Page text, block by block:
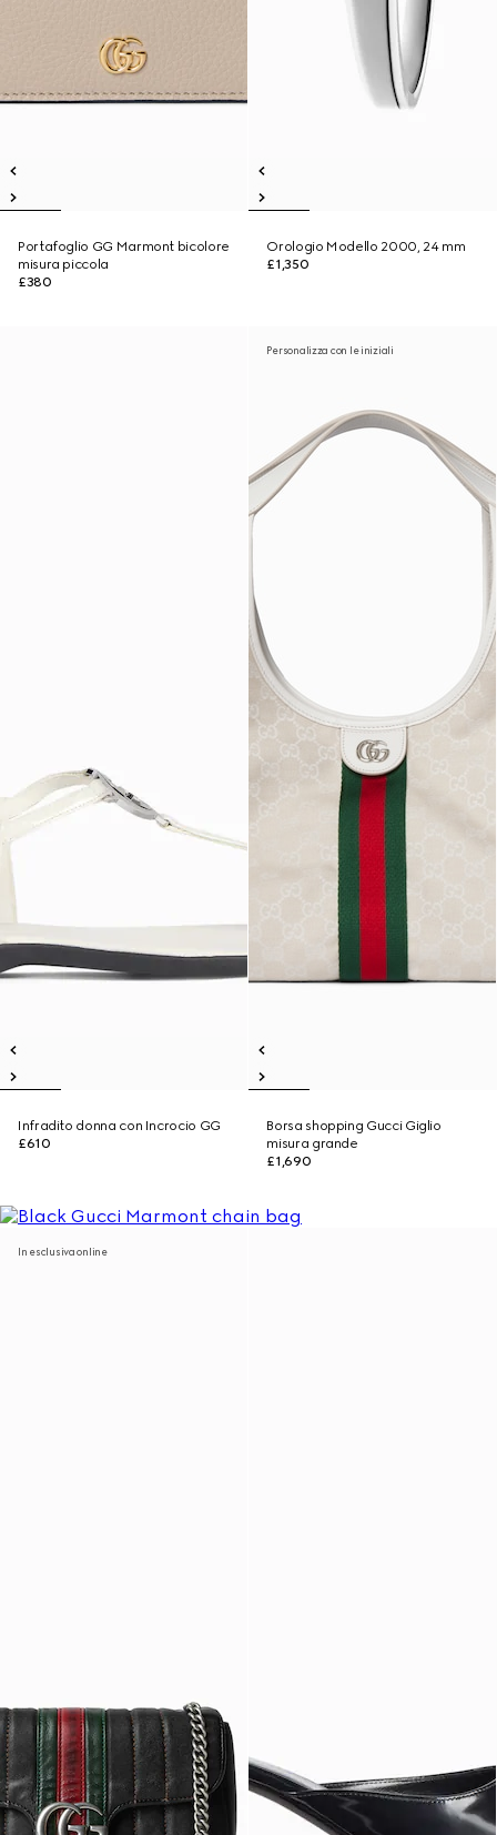
Portafoglio GG Marmont bicolore
misura piccola
£380
Orologio Modello 2000, 24 mm
£1,350
Infradito donna con Incrocio GG
£610
Personalizza con le iniziali
Borsa shopping Gucci Giglio
misura grande
£1,690
In esclusiva online